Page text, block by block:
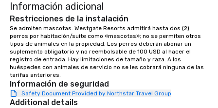
people's minds and added a lot of
value to the night." -- Shelby T., Senior
Event Producer, Newsweek Based in
Brooklyn, available nationwide.
Información adicional
Restricciones de la instalación
Se admiten mascotas: Westgate Resorts admitirá hasta dos (2)
perros por habitación/suite como «mascotas»; no se permiten otros
tipos de animales en la propiedad. Los perros deberán abonar un
suplemento obligatorio y no reembolsable de 100 USD al hacer el
registro de entrada. Hay limitaciones de tamaño y raza. A los
huéspedes con animales de servicio no se les cobrará ninguna de las
Información de seguridad
Safety Document Provided by Northstar Travel Group
Additional details